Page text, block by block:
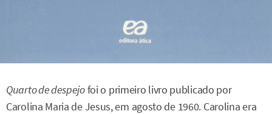
Quarto de despejofoi o primeiro livro publicado por
Carolina Maria de Jesus, em agosto de 1960. Carolina era